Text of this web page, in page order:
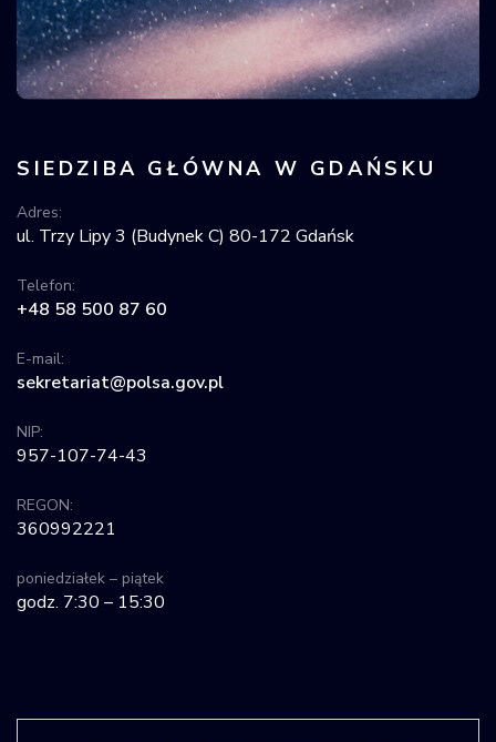
Polska w
kosmosie
Obiektów
Kosmicznych
SIEDZIBA GŁÓWNA W GDAŃSKU
Adres:
ul. Trzy Lipy 3 (Budynek C) 80-172 Gdańsk
Telefon:
+48 58 500 87 60
E-mail:
sekretariat@polsa.gov.pl
NIP:
957-107-74-43
REGON:
360992221
poniedziałek – piątek
godz. 7:30 – 15:30